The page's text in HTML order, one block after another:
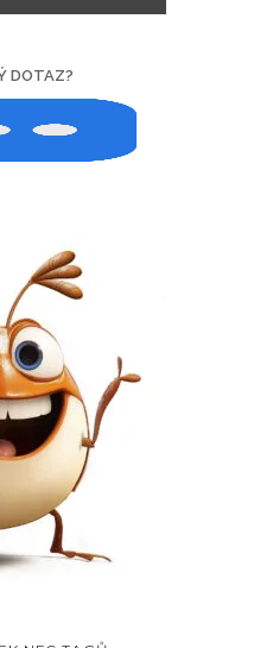
DOTAZ?